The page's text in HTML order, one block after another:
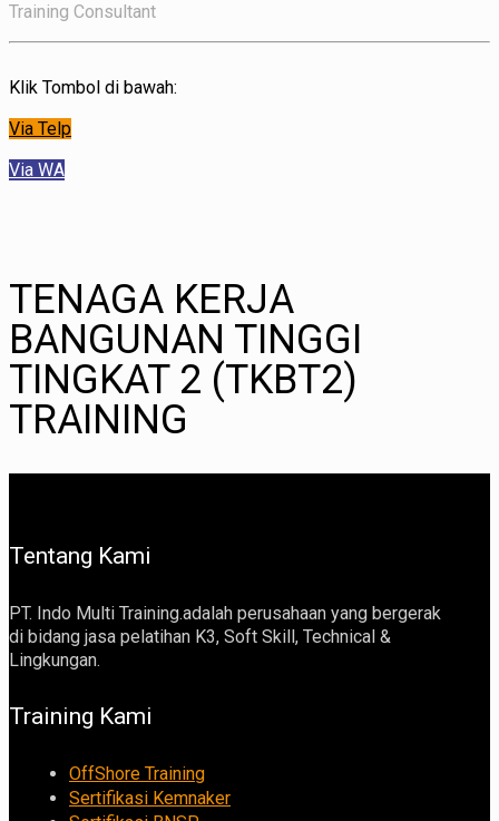
Training Consultant
Klik Tombol di bawah:
Via Telp
Via WA
TENAGA KERJA
BANGUNAN TINGGI
TINGKAT 2 (TKBT2)
TRAINING
Tentang Kami
PT. Indo Multi Training.adalah perusahaan yang bergerak
di bidang jasa pelatihan K3, Soft Skill, Technical &
Lingkungan.
Training Kami
OffShore Training
Sertifikasi Kemnaker